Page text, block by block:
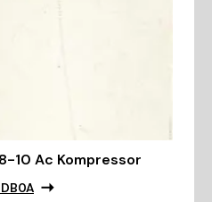
10 Ac Kompressor